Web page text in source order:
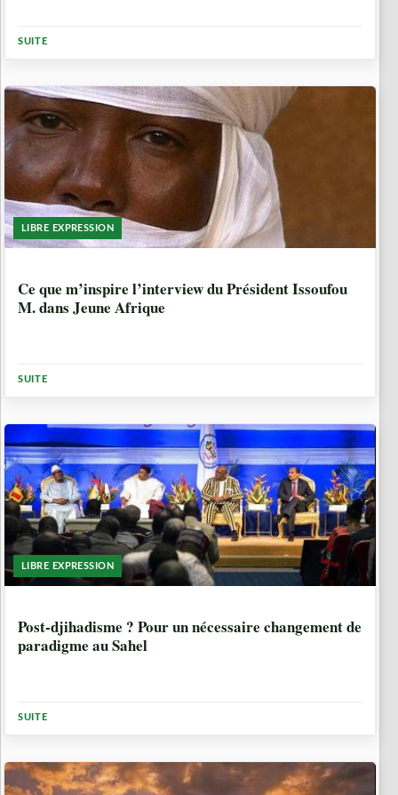
SUITE
LIBRE EXPRESSION
Ce que m’inspire l’interview du Président Issoufou
M. dans Jeune Afrique
SUITE
LIBRE EXPRESSION
Post-djihadisme ? Pour un nécessaire changement de
paradigme au Sahel
SUITE